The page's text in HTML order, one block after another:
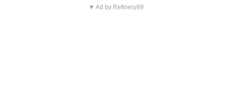
▼ Ad by Refinery89